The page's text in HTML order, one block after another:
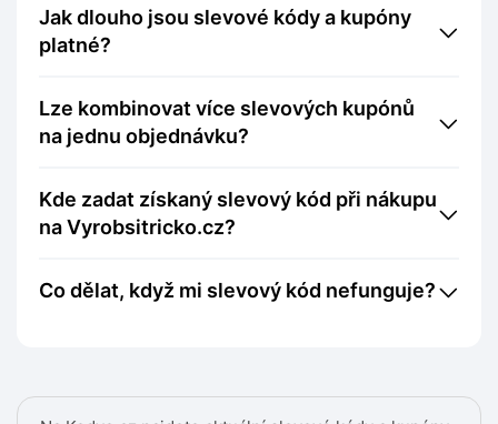
Jak dlouho jsou slevové kódy a kupóny
platné?
Lze kombinovat více slevových kupónů
na jednu objednávku?
Kde zadat získaný slevový kód při nákupu
na Vyrobsitricko.cz?
Co dělat, když mi slevový kód nefunguje?